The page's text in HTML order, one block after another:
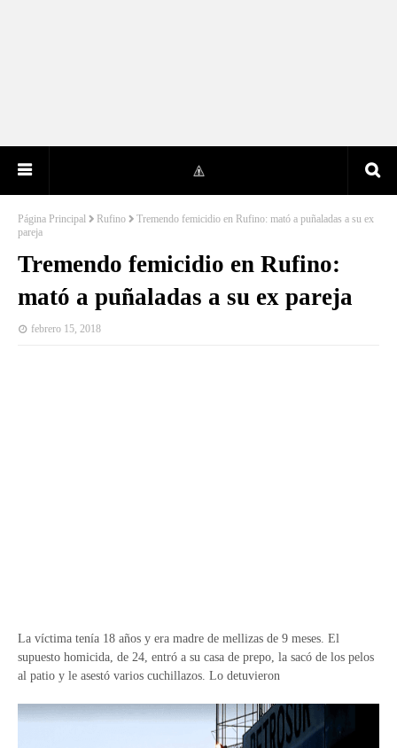
Página Principal Rufino
Tremendo femicidio en Rufino: mató a puñaladas a su ex
pareja
Tremendo femicidio en Rufino:
mató a puñaladas a su ex pareja
febrero 15, 2018
La víctima tenía 18 años y era madre de mellizas de 9 meses. El
supuesto homicida, de 24, entró a su casa de prepo, la sacó de los pelos
al patio y le asestó varios cuchillazos. Lo detuvieron